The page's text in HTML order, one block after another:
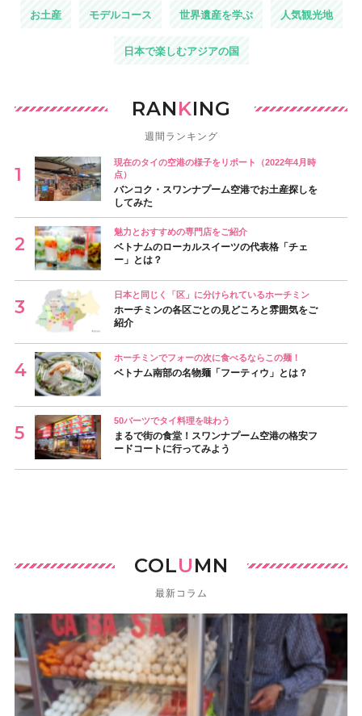
お土産 モデルコース 世界遺産を学ぶ 人気観光地
日本で楽しむアジアの国
RANKING
週間ランキング
現在のタイの空港の様子をリポート（2022年4月時
点）
バンコク・スワンナプーム空港でお土産探しを
してみた
魅力とおすすめの専門店をご紹介
ベトナムのローカルスイーツの代表格「チェ
ー」とは？
日本と同じく「区」に分けられているホーチミン
ホーチミンの各区ごとの見どころと雰囲気をご
紹介
ホーチミンでフォーの次に食べるならこの麺！
ベトナム南部の名物麺「フーティウ」とは？
50バーツでタイ料理を味わう
まるで街の食堂！スワンナプーム空港の格安フ
ードコートに行ってみよう
COLUMN
最新コラム